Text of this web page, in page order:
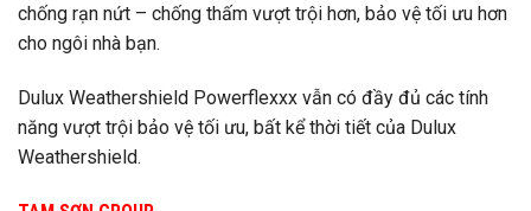
chống rạn nứt – chống thấm vượt trội hơn, bảo vệ tối ưu hơn
cho ngôi nhà bạn.
Dulux Weathershield Powerflexxx vẫn có đầy đủ các tính
năng vượt trội bảo vệ tối ưu, bất kể thời tiết của Dulux
Weathershield.